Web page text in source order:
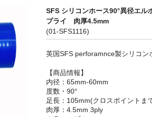
SFS シリコンホース90°異径エ
プライ 肉厚4.5mm
(01-SFS1116)
英国SFS perforamnce製シリコン
【商品情報】
内径：65mm-60mm
度数・90°
足長：105mm(クロスポイントま
肉厚：4.5mm 3ply